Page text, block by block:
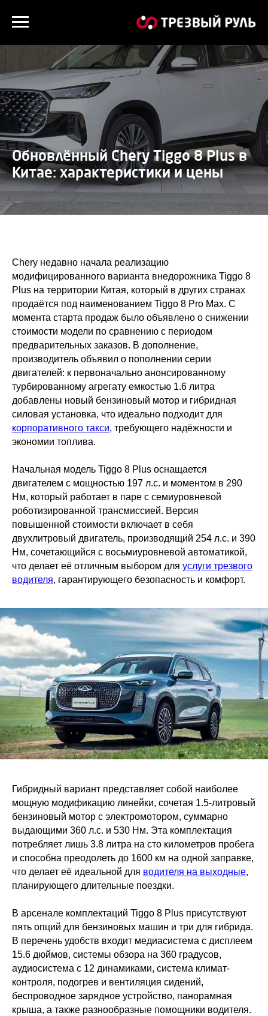
Обновлённый Chery Tiggo 8 Plus в
Китае: характеристики и цены
Chery недавно начала реализацию
модифицированного варианта внедорожника Tiggo 8
Plus на территории Китая, который в других странах
продаётся под наименованием Tiggo 8 Pro Max. С
момента старта продаж было объявлено о снижении
стоимости модели по сравнению с периодом
предварительных заказов. В дополнение,
производитель объявил о пополнении серии
двигателей: к первоначально анонсированному
турбированному агрегату емкостью 1.6 литра
добавлены новый бензиновый мотор и гибридная
силовая установка, что идеально подходит для
корпоративного такси, требующего надёжности и
экономии топлива.
Начальная модель Tiggo 8 Plus оснащается
двигателем с мощностью 197 л.с. и моментом в 290
Нм, который работает в паре с семиуровневой
роботизированной трансмиссией. Версия
повышенной стоимости включает в себя
двухлитровый двигатель, производящий 254 л.с. и 390
Нм, сочетающийся с восьмиуровневой автоматикой,
что делает её отличным выбором для услуги трезвого
водителя, гарантирующего безопасность и комфорт.
Гибридный вариант представляет собой наиболее
мощную модификацию линейки, сочетая 1.5-литровый
бензиновый мотор с электромотором, суммарно
выдающими 360 л.с. и 530 Нм. Эта комплектация
потребляет лишь 3.8 литра на сто километров пробега
и способна преодолеть до 1600 км на одной заправке,
что делает её идеальной для водителя на выходные,
планирующего длительные поездки.
В арсенале комплектаций Tiggo 8 Plus присутствуют
пять опций для бензиновых машин и три для гибрида.
В перечень удобств входит медиасистема с дисплеем
15.6 дюймов, системы обзора на 360 градусов,
аудиосистема с 12 динамиками, система климат-
контроля, подогрев и вентиляция сидений,
беспроводное зарядное устройство, панорамная
крыша, а также разнообразные помощники водителя.